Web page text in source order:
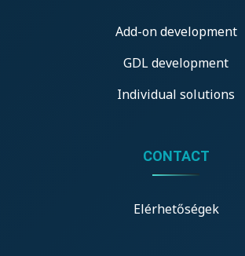
Add-on development
GDL development
Individual solutions
CONTACT
Elérhetőségek